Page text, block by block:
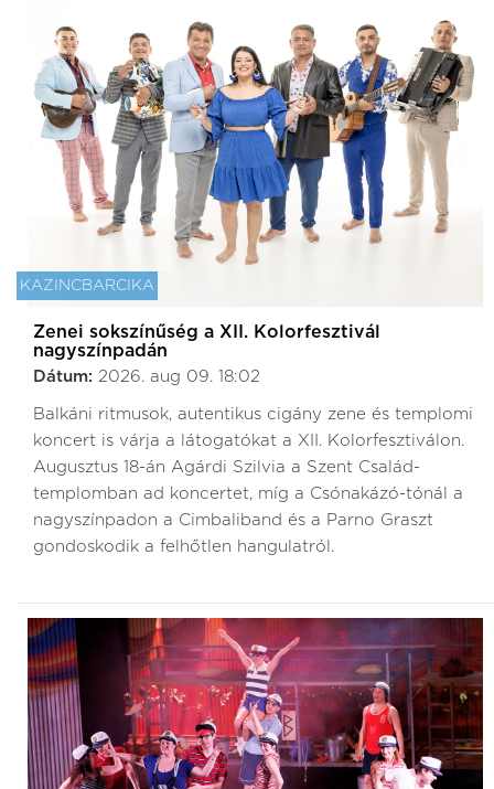
KAZINCBARCIKA
Zenei sokszínűség a XII. Kolorfesztivál
nagyszínpadán
Dátum: 2026. aug 09. 18:02
Balkáni ritmusok, autentikus cigány zene és templomi
koncert is várja a látogatókat a XII. Kolorfesztiválon.
Augusztus 18-án Agárdi Szilvia a Szent Család-
templomban ad koncertet, míg a Csónakázó-tónál a
nagyszínpadon a Cimbaliband és a Parno Graszt
gondoskodik a felhőtlen hangulatról.